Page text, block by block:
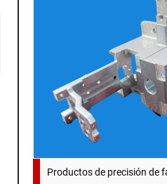
Productos de precisión de